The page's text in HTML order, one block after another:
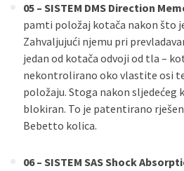
05 – SISTEM DMS Direction
pamti položaj kotača nakon što
Zahvaljujući njemu pri
jedan od kotača odvoji od tla –
nekontrolirano oko vlastite osi
položaju. Stoga nakon
blokiran. To je patentirano
Bebetto kolica.
06 – SISTEM SAS Shock